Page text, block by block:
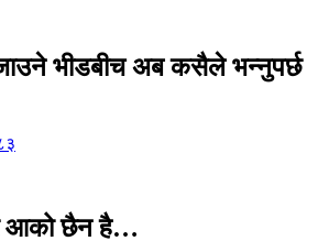
भीडबीच अब कसैले भन्नुपर्छ
आको छैन है…